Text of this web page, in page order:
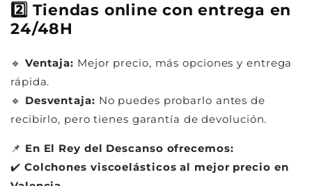
2️⃣ Tiendas online con entrega en
24/48H
🔹 Ventaja: Mejor precio, más opciones y entrega
rápida.
🔹 Desventaja: No puedes probarlo antes de
recibirlo, pero tienes garantía de devolución.
📌 En El Rey del Descanso ofrecemos:
✔️ Colchones viscoelásticos al mejor precio en